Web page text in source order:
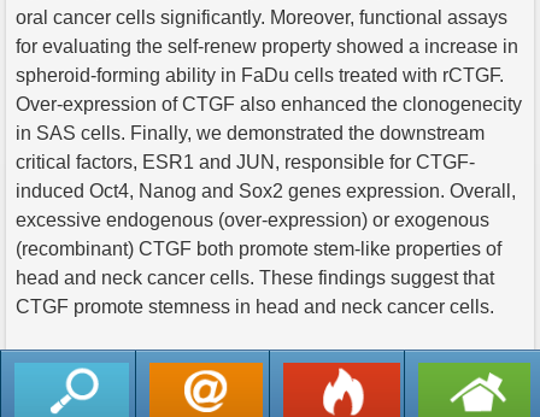
oral cancer cells significantly. Moreover, functional assays
for evaluating the self-renew property showed a increase in
spheroid-forming ability in FaDu cells treated with rCTGF.
Over-expression of CTGF also enhanced the clonogenecity
in SAS cells. Finally, we demonstrated the downstream
critical factors, ESR1 and JUN, responsible for CTGF-
induced Oct4, Nanog and Sox2 genes expression. Overall,
excessive endogenous (over-expression) or exogenous
(recombinant) CTGF both promote stem-like properties of
head and neck cancer cells. These findings suggest that
CTGF promote stemness in head and neck cancer cells.
返回列表